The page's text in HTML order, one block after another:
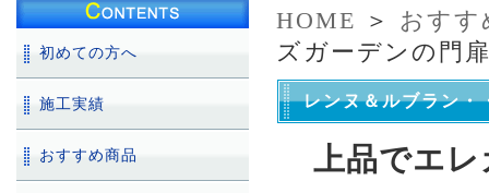
HOME ＞ おすす
ズガーデンの門
レンヌ＆ルブラン・
上品でエ
初めての方へ
施工実績
おすすめ商品